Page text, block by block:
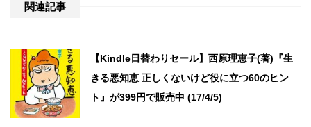
関連記事
【Kindle日替わりセール】西原理恵子(著)『生
きる悪知恵 正しくないけど役に立つ60のヒン
ト』が399円で販売中 (17/4/5)